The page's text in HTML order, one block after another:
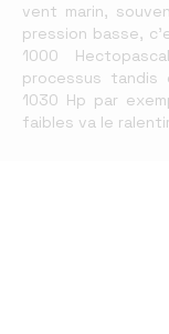
vent marin,
pression basse,
1000
processus tandis
1030 Hp par
faibles va le